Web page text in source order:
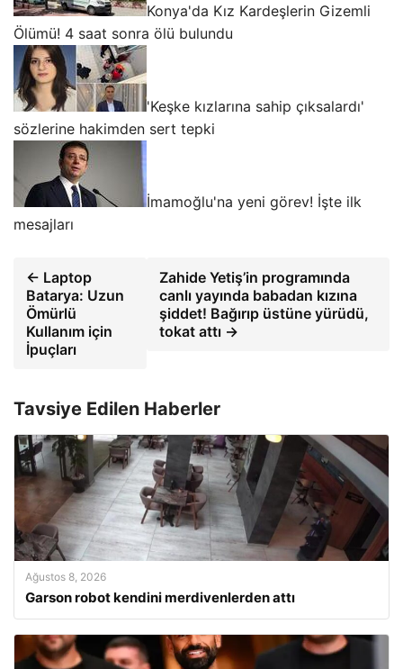
Konya'da Kız Kardeşlerin Gizemli
Ölümü! 4 saat sonra ölü bulundu
'Keşke kızlarına sahip çıksalardı'
sözlerine hakimden sert tepki
İmamoğlu'na yeni görev! İşte ilk
mesajları
← Laptop
Batarya: Uzun
Ömürlü
Kullanım için
İpuçları
Zahide Yetiş’in programında
canlı yayında babadan kızına
şiddet! Bağırıp üstüne yürüdü,
tokat attı →
Tavsiye Edilen Haberler
Ağustos 8, 2026
Garson robot kendini merdivenlerden attı